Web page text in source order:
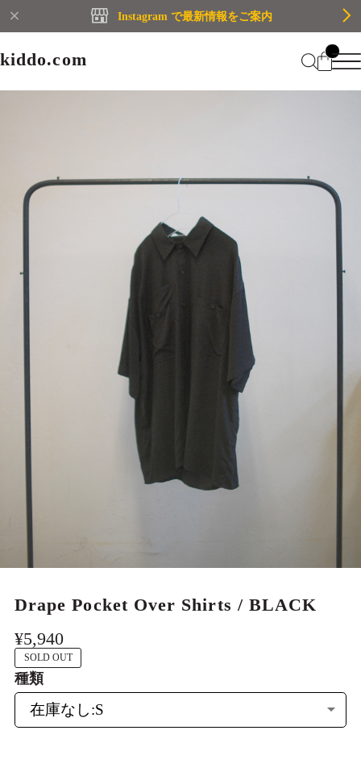
Instagram で最新情報をご案内
kiddo.com
kiddo.com
WOMEN
Membership
プライバシーポリシー
特定商取引法に基づく表記
Drape Pocket Over Shirts / BLACK
¥5,940
SOLD OUT
種類